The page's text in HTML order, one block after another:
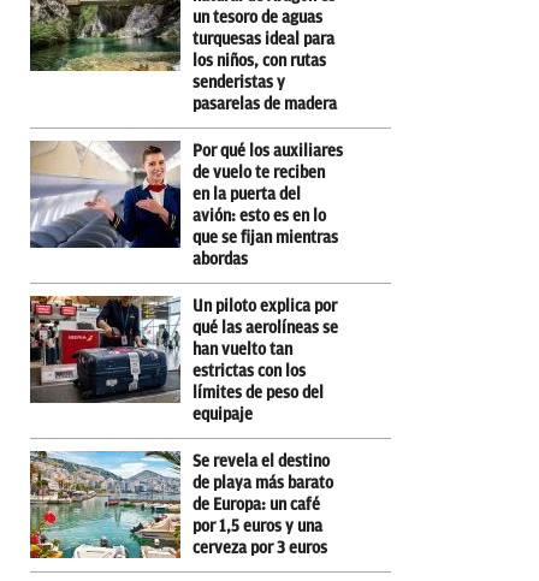
un tesoro de aguas
turquesas ideal para
los niños, con rutas
senderistas y
pasarelas de madera
Por qué los auxiliares
de vuelo te reciben
en la puerta del
avión: esto es en lo
que se fijan mientras
abordas
Un piloto explica por
qué las aerolíneas se
han vuelto tan
estrictas con los
límites de peso del
equipaje
Se revela el destino
de playa más barato
de Europa: un café
por 1,5 euros y una
cerveza por 3 euros